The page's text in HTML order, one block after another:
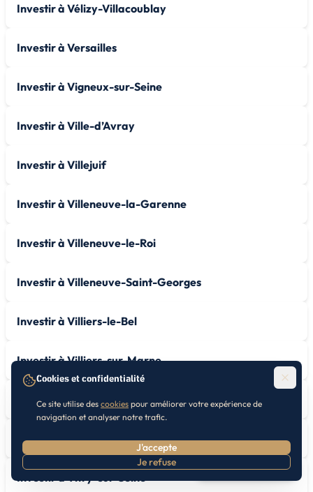
Prendre RDV
Investir à Vélizy-Villacoublay
Investir à Versailles
Investir à Vigneux-sur-Seine
Investir à Ville-d’Avray
Investir à Villejuif
Investir à Villeneuve-la-Garenne
Investir à Villeneuve-le-Roi
Investir à Villeneuve-Saint-Georges
Investir à Villiers-le-Bel
Investir à Villiers-sur-Marne
Investir à Vincennes
Investir à Viry-Châtillon
Cookies et confidentialité
Ce site utilise des cookies pour améliorer votre expérience de
navigation et analyser notre trafic.
J'accepte
Je refuse